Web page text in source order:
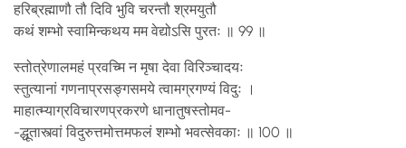
हरिब्रह्माणौ तौ दिवि भुवि चरन्तौ श्रमयुतौ
कथं शम्भो स्वामिन्कथय मम वेद्योऽसि पुरतः ॥ 99 ॥
स्तोत्रेणालमहं प्रवच्मि न मृषा देवा विरिञ्चादयः
स्तुत्यानां गणनाप्रसङ्गसमये त्वामग्रगण्यं विदुः ।
माहात्म्याग्रविचारणप्रकरणे धानातुषस्तोमव-
-द्धूतास्त्वां विदुरुत्तमोत्तमफलं शम्भो भवत्सेवकाः ॥ 100 ॥